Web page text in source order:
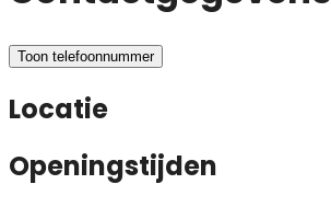
Toon telefoonnummer
Locatie
Openingstijden